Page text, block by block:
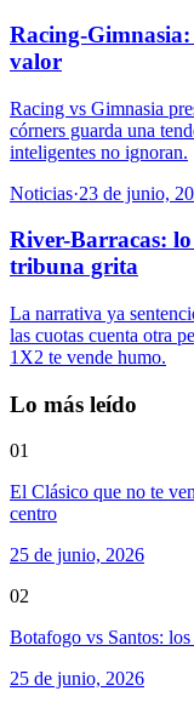
Racing-
valor
Racing vs Gimnasia
córners guarda una
inteligentes no ignoran.
Noticias·23 de junio,
River-Barracas:
tribuna grita
La narrativa ya
las cuotas cuenta otra
1X2 te vende humo.
Lo más leído
01
El Clásico que no te
centro
25 de junio, 2026
02
Botafogo vs Santos:
25 de junio, 2026